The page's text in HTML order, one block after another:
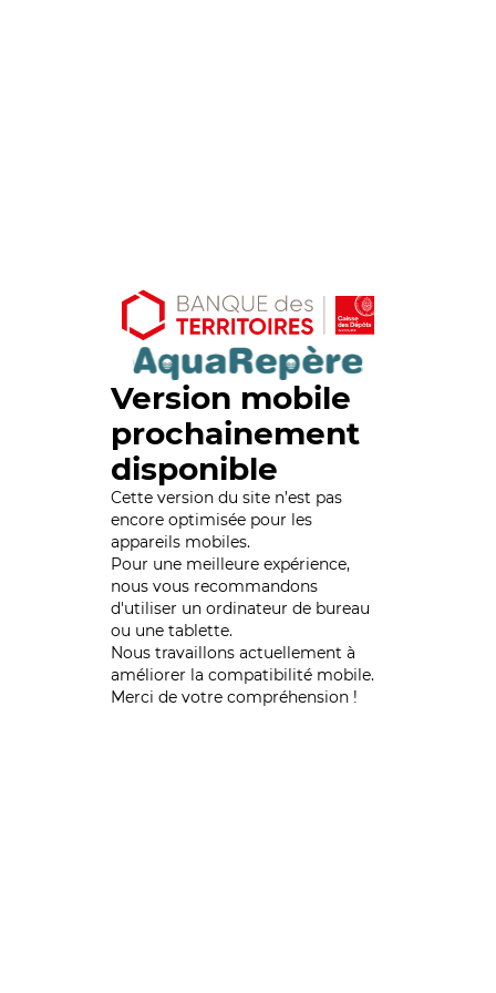
Version mobile
prochainement
disponible
Cette version du site n’est pas
encore optimisée pour les
appareils mobiles.
Pour une meilleure expérience,
nous vous recommandons
d'utiliser un ordinateur de bureau
ou une tablette.
Nous travaillons actuellement à
améliorer la compatibilité mobile.
Merci de votre compréhension !